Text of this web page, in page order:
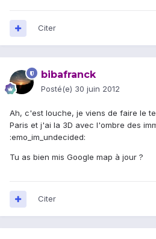
Citer
bibafranck
Posté(e) 30 juin 2012
Ah, c'est louche, je viens de faire le
Paris et j'ai la 3D avec l'ombre des
:emo_im_undecided:
Tu as bien mis Google map à jour ?
Citer